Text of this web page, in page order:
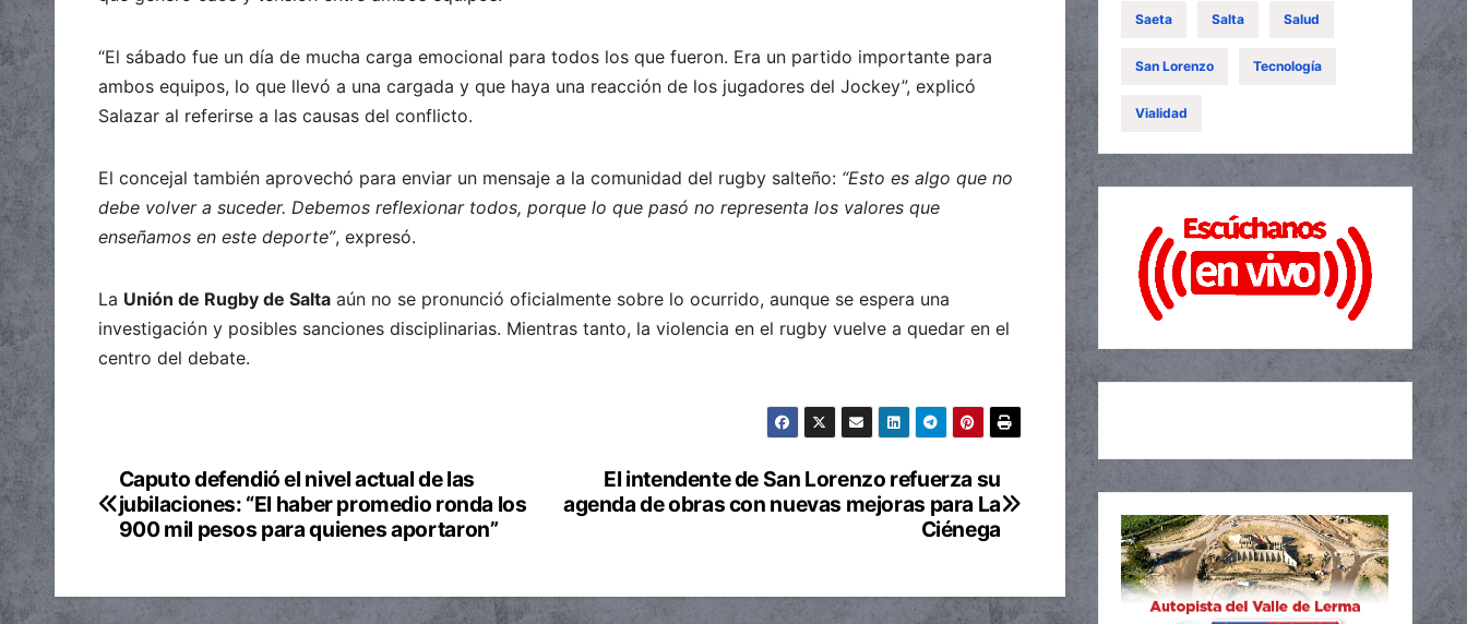
“El sábado fue un día de mucha carga emocional para todos los que fueron. Era un partido importante para
ambos equipos, lo que llevó a una cargada y que haya una reacción de los jugadores del Jockey”, explicó
Salazar al referirse a las causas del conflicto.
El concejal también aprovechó para enviar un mensaje a la comunidad del rugby salteño: “Esto es algo que no
debe volver a suceder. Debemos reflexionar todos, porque lo que pasó no representa los valores que
enseñamos en este deporte”, expresó.
La Unión de Rugby de Salta aún no se pronunció oficialmente sobre lo ocurrido, aunque se espera una
investigación y posibles sanciones disciplinarias. Mientras tanto, la violencia en el rugby vuelve a quedar en el
centro del debate.
Navegación
de
El intendente de San Lorenzo refuerza su
agenda de obras con nuevas mejoras para La
Ciénega
Caputo defendió el nivel actual de las
jubilaciones: “El haber promedio ronda los
900 mil pesos para quienes aportaron”
Saeta Salta Salud
San Lorenzo Tecnología
Vialidad